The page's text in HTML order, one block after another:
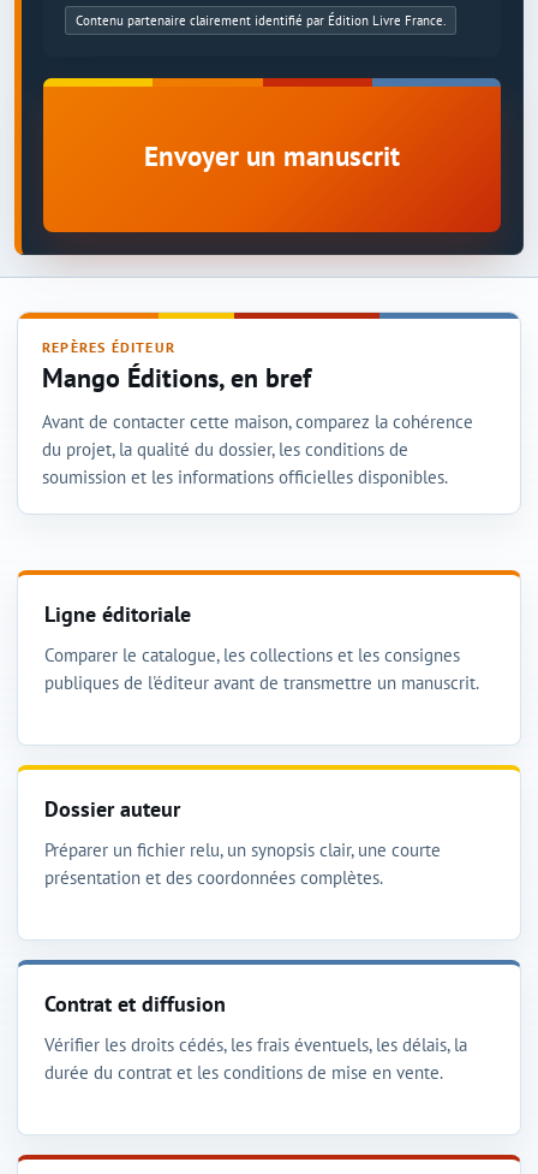
Contenu partenaire clairement identifié par Édition Livre France.
Envoyer un manuscrit
REPÈRES ÉDITEUR
Mango Éditions, en bref
Avant de contacter cette maison, comparez la cohérence
du projet, la qualité du dossier, les conditions de
soumission et les informations officielles disponibles.
Ligne éditoriale
Comparer le catalogue, les collections et les consignes
publiques de l'éditeur avant de transmettre un manuscrit.
Dossier auteur
Préparer un fichier relu, un synopsis clair, une courte
présentation et des coordonnées complètes.
Contrat et diffusion
Vérifier les droits cédés, les frais éventuels, les délais, la
durée du contrat et les conditions de mise en vente.